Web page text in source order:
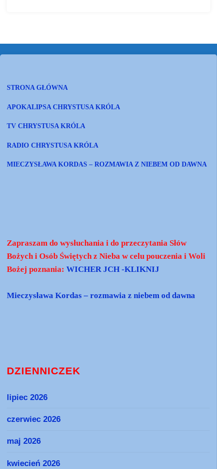
STRONA GŁÓWNA
APOKALIPSA CHRYSTUSA KRÓLA
TV CHRYSTUSA KRÓLA
RADIO CHRYSTUSA KRÓLA
MIECZYSŁAWA KORDAS – ROZMAWIA Z NIEBEM OD DAWNA
Zapraszam do wysłuchania i do przeczytania Słów
Bożych i Osób Świętych z Nieba w celu pouczenia i Woli
Bożej poznania:WICHER JCH -KLIKNIJ
Mieczysława Kordas – rozmawia z niebem od dawna
DZIENNICZEK
lipiec 2026
czerwiec 2026
maj 2026
kwiecień 2026